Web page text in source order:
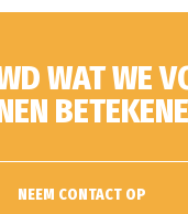
WAT WE
NEEM CONTACT OP